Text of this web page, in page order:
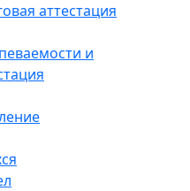
аттестация
и